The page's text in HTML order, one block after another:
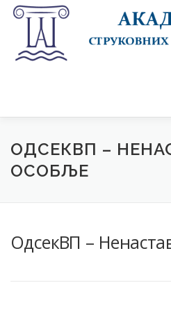
Skip
СТУДИЈЕ УПИС 2026/27
ОДСЕКВП –
ОСОБЉЕ
ОдсекВП –